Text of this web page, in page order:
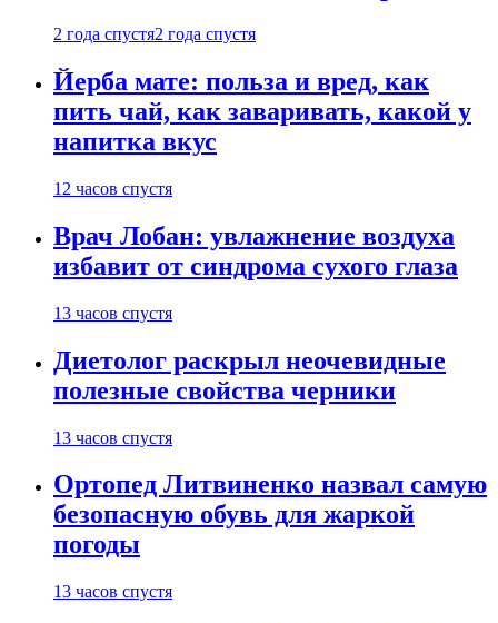
2 года спустя2 года спустя
Йерба мате: польза и вред, как
пить чай, как заваривать, какой у
напитка вкус
12 часов спустя
Врач Лобан: увлажнение воздуха
избавит от синдрома сухого глаза
13 часов спустя
Диетолог раскрыл неочевидные
полезные свойства черники
13 часов спустя
Ортопед Литвиненко назвал самую
безопасную обувь для жаркой
погоды
13 часов спустя